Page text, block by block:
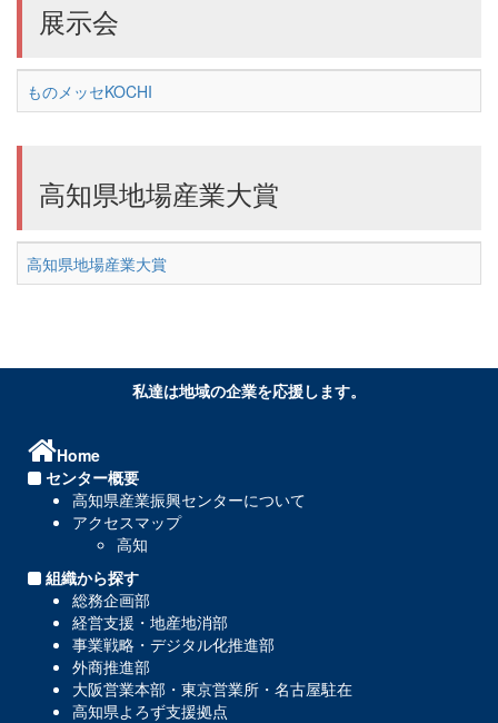
展示会
ものメッセKOCHI
高知県地場産業大賞
高知県地場産業大賞
私達は地域の企業を応援します。
Home
センター概要
高知県産業振興センターについて
アクセスマップ
高知
組織から探す
総務企画部
経営支援・地産地消部
事業戦略・デジタル化推進部
外商推進部
大阪営業本部・東京営業所・名古屋駐在
高知県よろず支援拠点